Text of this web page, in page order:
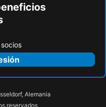
Alemania
reservados.